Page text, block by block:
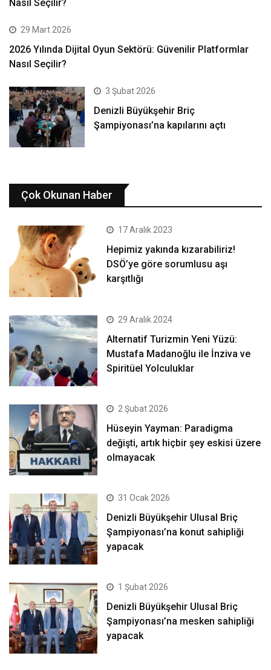
Nasıl Seçilir?
29 Mart 2026
2026 Yılında Dijital Oyun Sektörü: Güvenilir Platformlar
Nasıl Seçilir?
3 Şubat 2026
Denizli Büyükşehir Briç
Şampiyonası’na kapılarını açtı
Çok Okunan Haber
17 Aralık 2023
Hepimiz yakında kızarabiliriz!
DSÖ’ye göre sorumlusu aşı
karşıtlığı
29 Aralık 2024
Alternatif Turizmin Yeni Yüzü:
Mustafa Madanoğlu ile İnziva ve
Spiritüel Yolculuklar
2 Şubat 2026
Hüseyin Yayman: Paradigma
değişti, artık hiçbir şey eskisi üzere
olmayacak
31 Ocak 2026
Denizli Büyükşehir Ulusal Briç
Şampiyonası’na konut sahipliği
yapacak
1 Şubat 2026
Denizli Büyükşehir Ulusal Briç
Şampiyonası’na mesken sahipliği
yapacak